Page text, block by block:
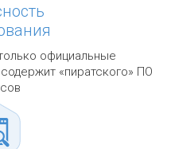
официальные
«пиратского» ПО